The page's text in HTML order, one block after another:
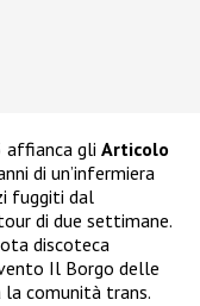
affianca gli Articolo
di un’infermiera
fuggiti dal
di due settimane.
discoteca
Il Borgo delle
la comunità trans.